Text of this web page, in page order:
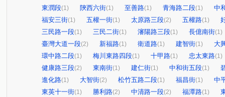
東潤段(1) 陝西六街(1) 至善路(1) 青海路二段(1)
中
福安三街(1) 五權一街(1) 太原路三段(2) 五權路(1)
三民路一段(1) 三民二街(1) 瀋陽路三段(1) 長億南街(1)
臺灣大道一段(2) 新福路(1) 衛道路(1) 建智街(1)
大
環中路二段(1) 梅川東路四段(1) 十甲路(1) 忠太東路(1)
健康路三段(2) 東南街(1) 建仁街(1) 中和街五段(1)
進化路(1) 大智街(2) 松竹五路二段(1) 福昌街(1)
中
東英十一街(1) 勝利路(2) 中清路一段(2) 福潭路(1)